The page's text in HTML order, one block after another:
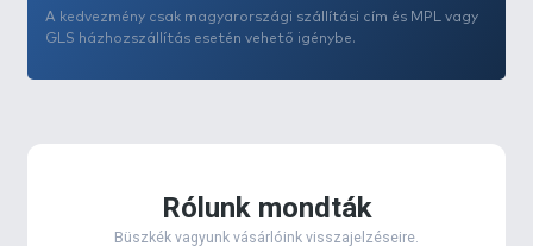
A kedvezmény csak magyarországi szállítási cím és MPL vagy
GLS házhozszállítás esetén vehető igénybe.